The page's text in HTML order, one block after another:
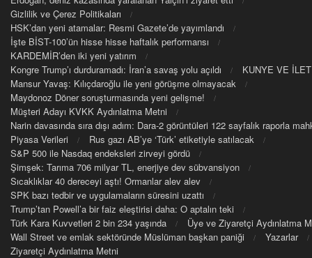
Gizlilik ve Çerez Politikaları
HSK’dan yeni atamalar: Resmi Gazete’de yayımlandı
İşte BİST-100’ün hisse hisse haftalık performansı
KARDEMİR’den iki yeni yatırım
Kongre Trump’ı durduramadı: İran’a savaş yolu açıldı
KUNYE VE
Mansur Yavaş: Kılıçdaroğlu ile yeni görüşme olmayacak
Maydonoz Döner soruşturmasında yeni gelişme!
Müşteri Adayı KVKK Aydınlatma Metni
Narin davasında sıra dışı adım: Dara-2 görüntüleri 122 sayfalık raporla
Piyasa Verileri
Rus gazı AB’ye ‘Türk’ etiketiyle satılacak
S&P 500 ile Nasdaq endeksleri zirveyi gördü
Şimşek: Tarıma 706 milyar TL, enerjiye dev sübvansiyon
Sıcaklıklar 40 dereceyi aştı! Ormanlar alev alev
SPK bazı tedbir ve uygulamaların süresini uzattı
Trump’tan Powell’a bir faiz eleştirisi daha: O aptalın teki
Türk Kara Kuvvetleri 2 bin 234 yaşında
Üye ve Ziyaretçi Aydınlatma
Wall Street ve emlak sektöründe Müslüman başkan paniği
Yazarlar
Ziyaretçi Aydınlatma Metni